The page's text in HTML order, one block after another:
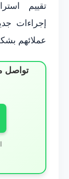
تقييم
إجراءات
عملائهم
تواصل